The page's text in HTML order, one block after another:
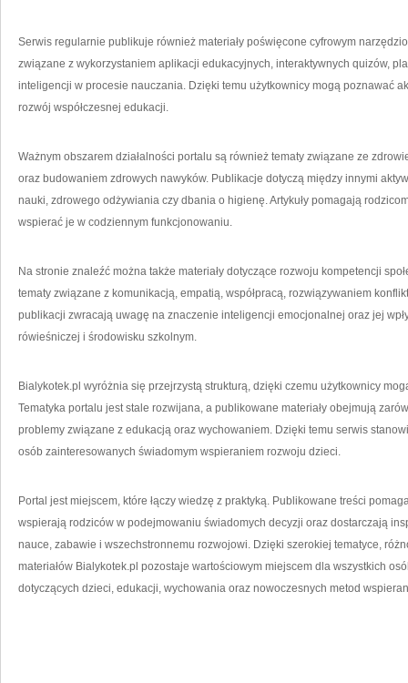
Serwis regularnie publikuje również materiały poświęcone cyfrowym
związane z wykorzystaniem aplikacji edukacyjnych, interaktywnych quizów,
inteligencji w procesie nauczania. Dzięki temu użytkownicy mogą poznawać
rozwój współczesnej edukacji.
Ważnym obszarem działalności portalu są również tematy związane ze
oraz budowaniem zdrowych nawyków. Publikacje dotyczą między innymi
nauki, zdrowego odżywiania czy dbania o higienę. Artykuły pomagają
wspierać je w codziennym funkcjonowaniu.
Na stronie znaleźć można także materiały dotyczące rozwoju kompetencji
tematy związane z komunikacją, empatią, współpracą, rozwiązywaniem
publikacji zwracają uwagę na znaczenie inteligencji emocjonalnej oraz jej
rówieśniczej i środowisku szkolnym.
Bialykotek.pl wyróżnia się przejrzystą strukturą, dzięki czemu użytkownicy
Tematyka portalu jest stale rozwijana, a publikowane materiały obejmują
problemy związane z edukacją oraz wychowaniem. Dzięki temu serwis
osób zainteresowanych świadomym wspieraniem rozwoju dzieci.
Portal jest miejscem, które łączy wiedzę z praktyką. Publikowane treści
wspierają rodziców w podejmowaniu świadomych decyzji oraz dostarczają
nauce, zabawie i wszechstronnemu rozwojowi. Dzięki szerokiej tematyce,
materiałów Bialykotek.pl pozostaje wartościowym miejscem dla wszystkich
dotyczących dzieci, edukacji, wychowania oraz nowoczesnych metod